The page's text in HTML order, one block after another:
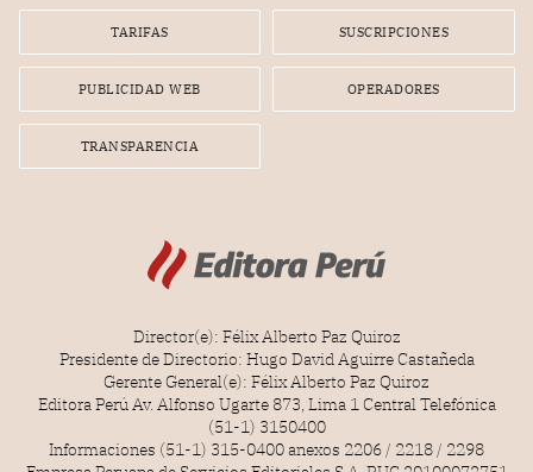
TARIFAS SUSCRIPCIONES
PUBLICIDAD WEB OPERADORES
TRANSPARENCIA
Director(e): Félix Alberto Paz Quiroz
Presidente de Directorio: Hugo David Aguirre Castañeda
Gerente General(e): Félix Alberto Paz Quiroz
Editora Perú Av. Alfonso Ugarte 873, Lima 1 Central Telefónica
(51-1) 3150400
Informaciones (51-1) 315-0400 anexos 2206 / 2218 / 2298